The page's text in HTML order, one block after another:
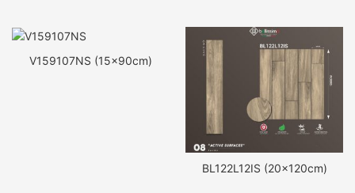
V159107NS (15x90cm)
BL122L12IS (20x120cm)